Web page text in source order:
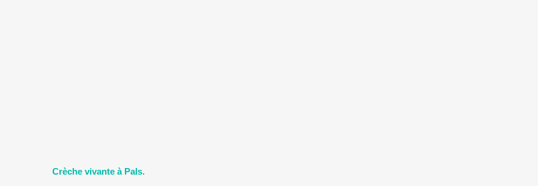
Crèche vivante à Pals.